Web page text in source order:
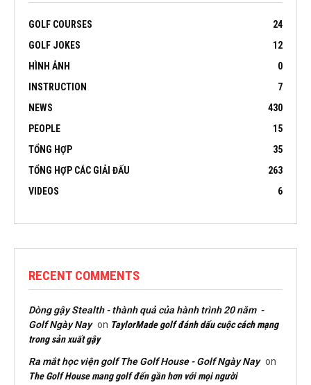
GOLF COURSES
24
GOLF JOKES
12
HÌNH ẢNH
0
INSTRUCTION
7
NEWS
430
PEOPLE
15
TỔNG HỢP
35
TỔNG HỢP CÁC GIẢI ĐẤU
263
VIDEOS
6
RECENT COMMENTS
Dòng gậy Stealth - thành quả của hành trình 20 năm -
Golf Ngày Nay on TaylorMade golf đánh dấu cuộc cách mạng
trong sản xuất gậy
Ra mắt học viện golf The Golf House - Golf Ngày Nay on
The Golf House mang golf đến gần hơn với mọi người